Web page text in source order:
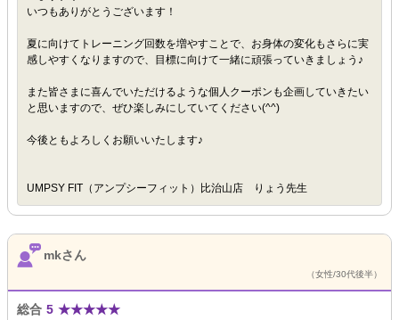
いつもありがとうございます！
夏に向けてトレーニング回数を増やすことで、お身体の変化もさらに実
感しやすくなりますので、目標に向けて一緒に頑張っていきましょう♪
また皆さまに喜んでいただけるような個人クーポンも企画していきたい
と思いますので、ぜひ楽しみにしていてください(^^)
今後ともよろしくお願いいたします♪
UMPSY FIT（アンプシーフィット）比治山店 りょう先生
mkさん
（女性/30代後半）
総合 5 ★★★★★